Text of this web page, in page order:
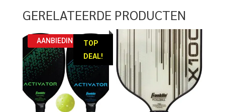
GERELATEERDE PRODUCTEN
TOP
DEAL!
AANBIEDING!